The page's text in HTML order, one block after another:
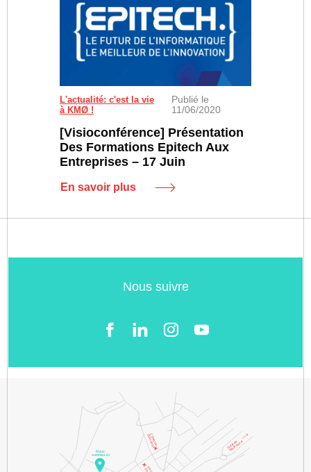
L'actualité: c'est la vie
à KMØ !
Publié le
11/06/2020
[Visioconférence] Présentation
Des Formations Epitech Aux
Entreprises – 17 Juin
En savoir plus
Nous suivre